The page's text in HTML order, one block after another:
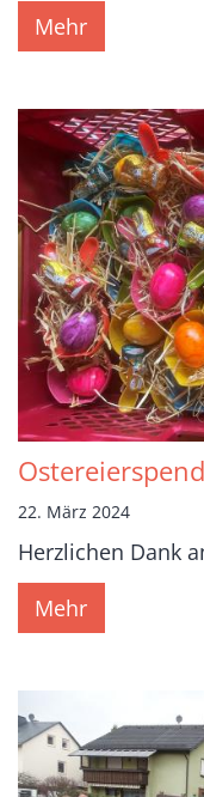
Mehr
22. März 2024
Herzlichen Dank
Mehr